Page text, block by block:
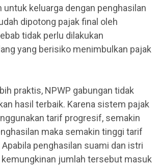
keluarga dengan penghasilan
dipotong pajak final oleh
tidak perlu dilakukan
yang berisiko menimbulkan pajak
praktis, NPWP gabungan tidak
hasil terbaik. Karena sistem pajak
tarif progresif, semakin
maka semakin tinggi tarif
penghasilan suami dan istri
kemungkinan jumlah tersebut masuk